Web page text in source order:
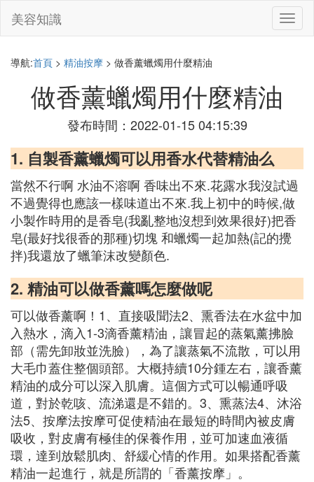
切
換
美容知識
導航:首頁 > 精油按摩 > 做香薰蠟燭用什麼精油
做香薰蠟燭用什麼精油
發布時間：2022-01-15 04:15:39
1. 自製香薰蠟燭可以用香水代替精油么
當然不行啊 水油不溶啊 香味出不來.花露水我沒試過
不過覺得也應該一樣味道出不來.我上初中的時候,做
小製作時用的是香皂(我亂整地沒想到效果很好)把香
皂(最好找很香的那種)切塊 和蠟燭一起加熱(記的攪
拌)我還放了蠟筆沫改變顏色.
2. 精油可以做香薰嗎怎麼做呢
可以做香薰啊！1、直接吸聞法2、熏香法在水盆中加
入熱水，滴入1-3滴香薰精油，讓冒起的蒸氣薰拂臉
部（需先卸妝並洗臉），為了讓蒸氣不流散，可以用
大毛巾蓋住整個頭部。大概持續10分鍾左右，讓香薰
精油的成分可以深入肌膚。這個方式可以暢通呼吸
道，對於乾咳、流涕還是不錯的。3、熏蒸法4、沐浴
法5、按摩法按摩可促使精油在最短的時間內被皮膚
吸收，對皮膚有極佳的保養作用，並可加速血液循
環，達到放鬆肌肉、舒緩心情的作用。如果搭配香薰
精油一起進行，就是所謂的「香薰按摩」。